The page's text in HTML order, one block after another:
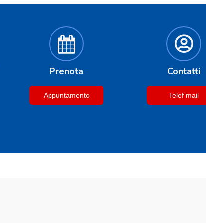
Prenota
Appuntamento
Contatti
Telef mail